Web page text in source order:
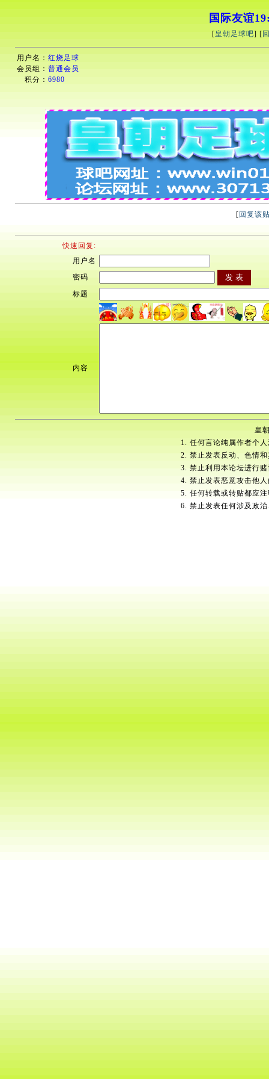
国际友谊
[皇朝足球吧] [
用户名： 红烧足球
会员组： 普通会员
积分： 6980
[ 回复该
快速回复:
用户名
密码
标题
内容
皇
1. 任何言论纯属作者个
2. 禁止发表反动、色情
3. 禁止利用本论坛进行
4. 禁止发表恶意攻击他
5. 任何转载或转贴都应
6. 禁止发表任何涉及政